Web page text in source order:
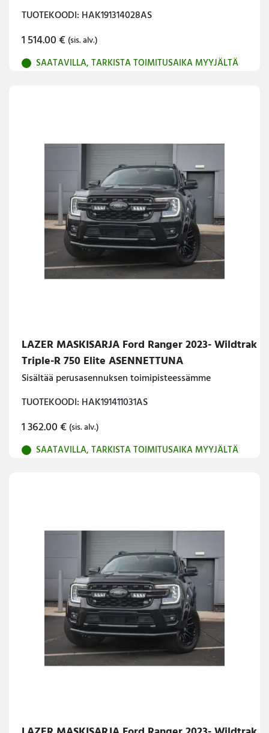
TUOTEKOODI: HAK191314028AS
1 514.00€ (sis. alv.)
SAATAVILLA, TARKISTA TOIMITUSAIKA MYYJÄLTÄ
LAZER MASKISARJA Ford Ranger 2023- Wildtrak
Triple-R 750 Elite ASENNETTUNA
Sisältää perusasennuksen toimipisteessämme
TUOTEKOODI: HAK191411031AS
1 362.00€ (sis. alv.)
SAATAVILLA, TARKISTA TOIMITUSAIKA MYYJÄLTÄ